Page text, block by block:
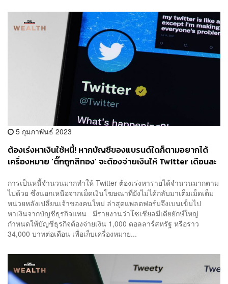
5 กุมภาพันธ์ 2023
ต้องเร่งหาเงินใช้หนี้! หากบัญชีของแบรนด์ใดก็ตามอยากได้
เครื่องหมาย ‘ติ๊กถูกสีทอง’ จะต้องจ่ายเงินให้ Twitter เดือนละ
การเป็นหนี้จำนวนมากทำให้ Twitter ต้องเร่งหารายได้จำนวนมากตาม
ไปด้วย ซึ่งนอกเหนือจากเม็ดเงินโฆษณาที่ยังไม่ได้กลับมาเต็มเม็ดเต็ม
หน่วยหลังเปลี่ยนเจ้าของคนใหม่ ล่าสุดแพลตฟอร์มจึงเบนเข็มไป
หาเงินจากบัญชีธุรกิจแทน มีรายงานว่าโซเชียลมีเดียยักษ์ใหญ่
กำหนดให้บัญชีธุรกิจต้องจ่ายเงิน 1,000 ดอลลาร์สหรัฐ หรือราว
34,000 บาทต่อเดือน เพื่อเก็บเครื่องหมาย...